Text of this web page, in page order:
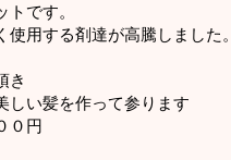
です。
用する剤達が高騰しました。
き
しい髪を作って参ります
０円